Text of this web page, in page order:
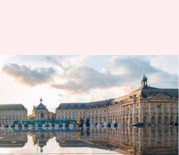
III పట్టాభిషేకం వేళ
ప్యాలెస్‌లో తూటాల
2023 03:28 pm